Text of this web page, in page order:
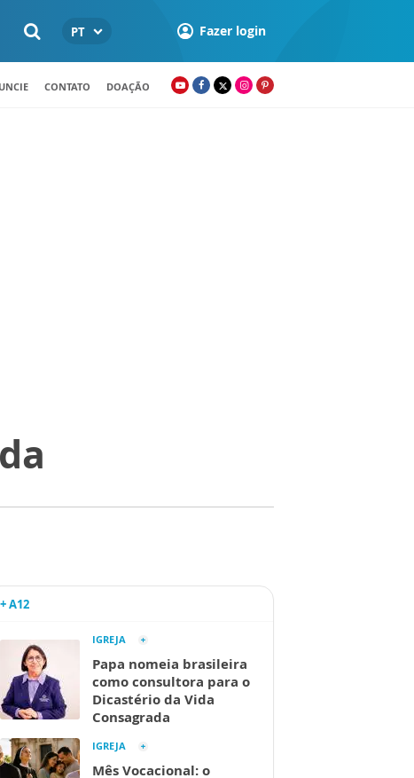
PT Fazer login
CONTATO DOAÇÃO
+ A12
IGREJA
Papa nomeia brasileira
como consultora para o
Dicastério da Vida
Consagrada
IGREJA
Mês Vocacional: o